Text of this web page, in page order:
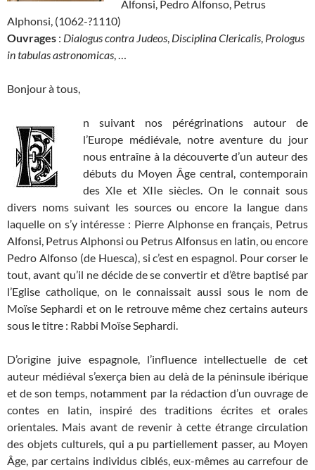
Alfonsi, Pedro Alfonso, Petrus
Alphonsi, (1062-?1110)
Ouvrages : Dialogus contra Judeos, Disciplina Clericalis, Prologus
in tabulas astronomicas, …
Bonjour à tous,
n suivant nos pérégrinations autour de
l’Europe médiévale, notre aventure du jour
nous entraîne à la découverte d’un auteur des
débuts du Moyen Âge central, contemporain
des XIe et XIIe siècles. On le connait sous
divers noms suivant les sources ou encore la langue dans
laquelle on s’y intéresse : Pierre Alphonse en français, Petrus
Alfonsi, Petrus Alphonsi ou Petrus Alfonsus en latin, ou encore
Pedro Alfonso (de Huesca), si c’est en espagnol. Pour corser le
tout, avant qu’il ne décide de se convertir et d’être baptisé par
l’Eglise catholique, on le connaissait aussi sous le nom de
Moïse Sephardi et on le retrouve même chez certains auteurs
sous le titre : Rabbi Moïse Sephardi.
D’origine juive espagnole, l’influence intellectuelle de cet
auteur médiéval s’exerça bien au delà de la péninsule ibérique
et de son temps, notamment par la rédaction d’un ouvrage de
contes en latin, inspiré des traditions écrites et orales
orientales. Mais avant de revenir à cette étrange circulation
des objets culturels, qui a pu partiellement passer, au Moyen
Âge, par certains individus ciblés, eux-mêmes au carrefour de